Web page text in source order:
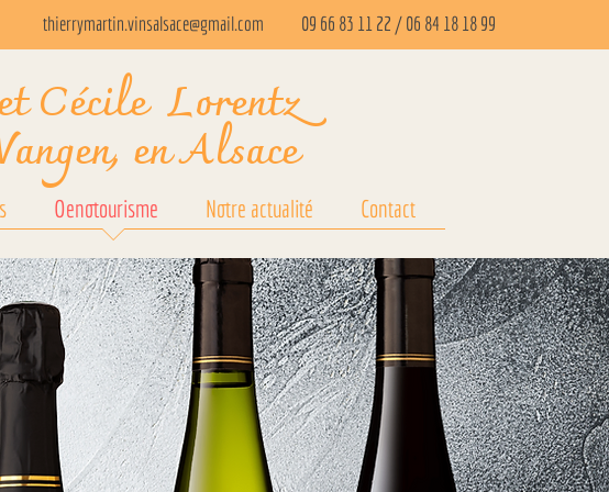
Cécile Lorentz
en Alsace
Oenotourisme Notre actualité Contact
thierrymartin.vinsalsace@gmail.com 09 66 83 11 22 /06 84 18 18 99